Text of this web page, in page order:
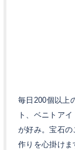
毎日200個以上
ト、ベニトア
が好み。宝石
作りを心掛けま